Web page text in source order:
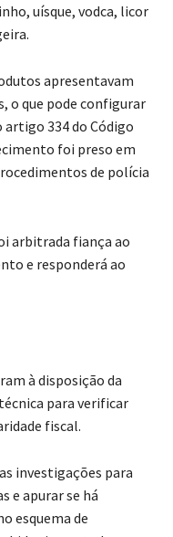
uísque, vodca, licor
apresentavam
o que pode configurar
334 do Código
foi preso em
de polícia
arbitrada fiança ao
e responderá ao
à disposição da
para verificar
fiscal.
investigações para
e apurar se há
esquema de